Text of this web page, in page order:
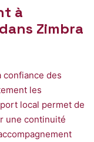
à
Zimbra
confiance des
les
local permet de
une continuité